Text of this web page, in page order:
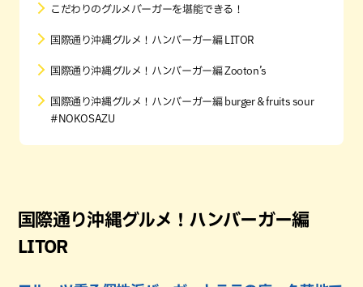
こだわりのグルメバーガーを堪能できる！
国際通り沖縄グルメ！ハンバーガー編 LITOR
国際通り沖縄グルメ！ハンバーガー編 Zooton’s
国際通り沖縄グルメ！ハンバーガー編 burger & fruits sour
#NOKOSAZU
国際通り沖縄グルメ！ハンバーガー編
LITOR